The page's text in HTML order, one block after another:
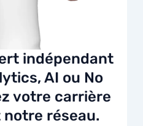
indépendant
AI ou No
votre carrière
réseau.